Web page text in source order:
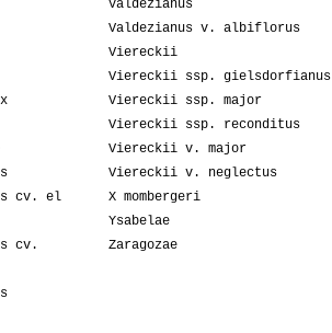
cv. el
cv.
Valdezianus
Valdezianus v. albiflorus
Viereckii
Viereckii ssp. gielsdorfianus
Viereckii ssp. major
Viereckii ssp. reconditus
Viereckii v. major
Viereckii v. neglectus
X mombergeri
Ysabelae
Zaragozae